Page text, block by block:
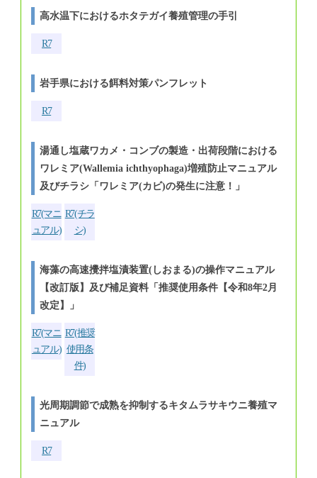
高水温下におけるホタテガイ養殖管理の手引
R7
岩手県における餌料対策パンフレット
R7
湯通し塩蔵ワカメ・コンブの製造・出荷段階における
ワレミア(Wallemia ichthyophaga)増殖防止マニュアル
及びチラシ「ワレミア(カビ)の発生に注意！」
R7(マニ
ュアル)
R7(チラ
シ)
海藻の高速攪拌塩漬装置(しおまる)の操作マニュアル
【改訂版】及び補足資料「推奨使用条件【令和8年2月
改定】」
R7(マニ
ュアル)
R7(推奨
使用条
件)
光周期調節で成熟を抑制するキタムラサキウニ養殖マ
ニュアル
R7